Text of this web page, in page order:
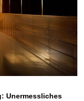
Unermessliches